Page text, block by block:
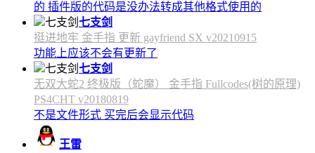
的 插件版的代码是没办法转成其他格式使用的
七支剑
挺进地牢 金手指 更新 gayfriend SX v20210915
功能上应该不会有更新了
七支剑
无双大蛇2 终极版（蛇魔） 金手指 Fullcodes(树的原理)
PS4CHT v20180819
不是文件形式 买完后会显示代码
王雷